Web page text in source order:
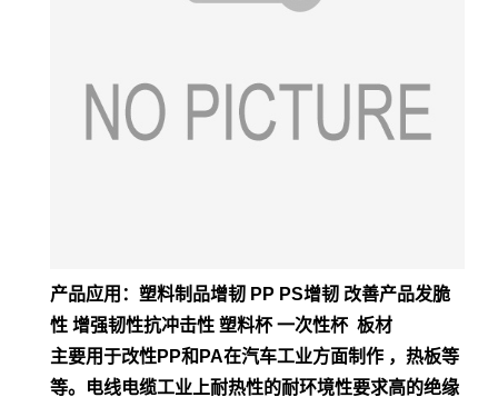
产品应用：塑料制品增韧 PP PS增韧 改善产品发脆
性 增强韧性抗冲击性 塑料杯 一次性杯 板材
主要用于改性PP和PA在汽车工业方面制作 ，热板等
等。电线电缆工业上耐热性的耐环境性要求高的绝缘